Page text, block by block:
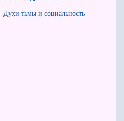
Духи тьмы и социальность